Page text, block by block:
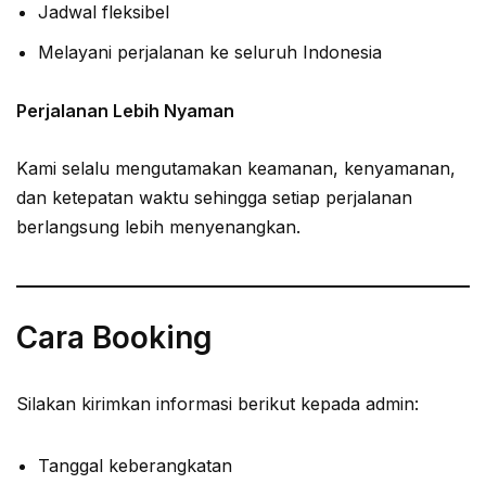
Jadwal fleksibel
Melayani perjalanan ke seluruh Indonesia
Perjalanan Lebih Nyaman
Kami selalu mengutamakan keamanan, kenyamanan,
dan ketepatan waktu sehingga setiap perjalanan
berlangsung lebih menyenangkan.
Cara Booking
Silakan kirimkan informasi berikut kepada admin:
Tanggal keberangkatan